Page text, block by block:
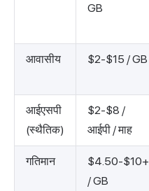
GB
आवासीय $2-$15 / GB
आईएसपी
(स्थैतिक)
$2-$8 /
आईपी / माह
गतिमान
$4.50-$10+
/ GB